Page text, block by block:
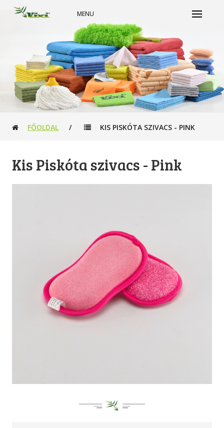
MENU
FŐOLDAL / KIS PISKÓTA SZIVACS - PINK
Kis Piskóta szivacs - Pink